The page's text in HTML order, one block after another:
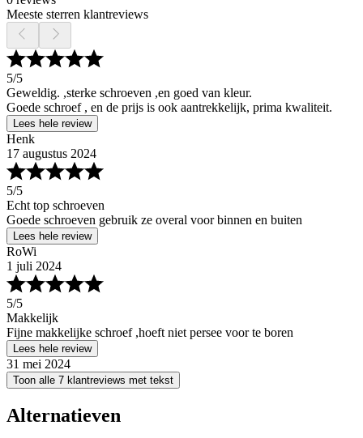
Meeste sterren klantreviews
5/5
Geweldig. ,sterke schroeven ,en goed van kleur.
Goede schroef , en de prijs is ook aantrekkelijk, prima kwaliteit.
Lees hele review
Henk
17 augustus 2024
5/5
Echt top schroeven
Goede schroeven gebruik ze overal voor binnen en buiten
Lees hele review
RoWi
1 juli 2024
5/5
Makkelijk
Fijne makkelijke schroef ,hoeft niet persee voor te boren
Lees hele review
31 mei 2024
Toon alle 7 klantreviews met tekst
Alternatieven